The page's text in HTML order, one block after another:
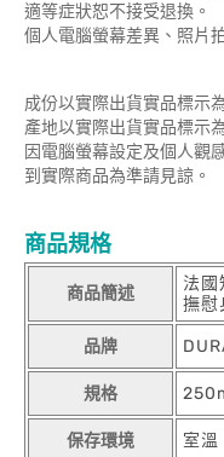
適等症狀恕不接受退換。
個人電腦螢幕差異、照片
成份以實際出貨實品標示
產地以實際出貨實品標示
因電腦螢幕設定及個人觀
到實際商品為準請見諒。
商品規格
商品簡述
法國
撫慰
品牌
規格
保存環境 室溫